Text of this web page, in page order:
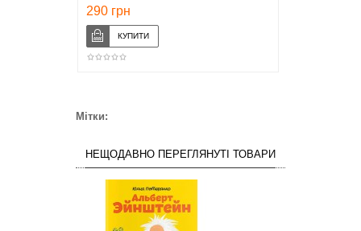
290 грн
Мітки:
НЕЩОДАВНО ПЕРЕГЛЯНУТІ ТОВАРИ